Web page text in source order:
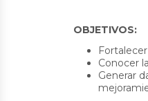
OBJETIVOS:
Conocer
Generar